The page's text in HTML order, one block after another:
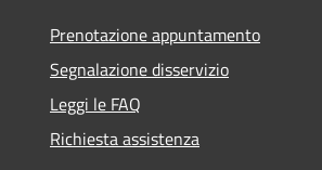
Prenotazione appuntamento
Segnalazione disservizio
Leggi le FAQ
Richiesta assistenza